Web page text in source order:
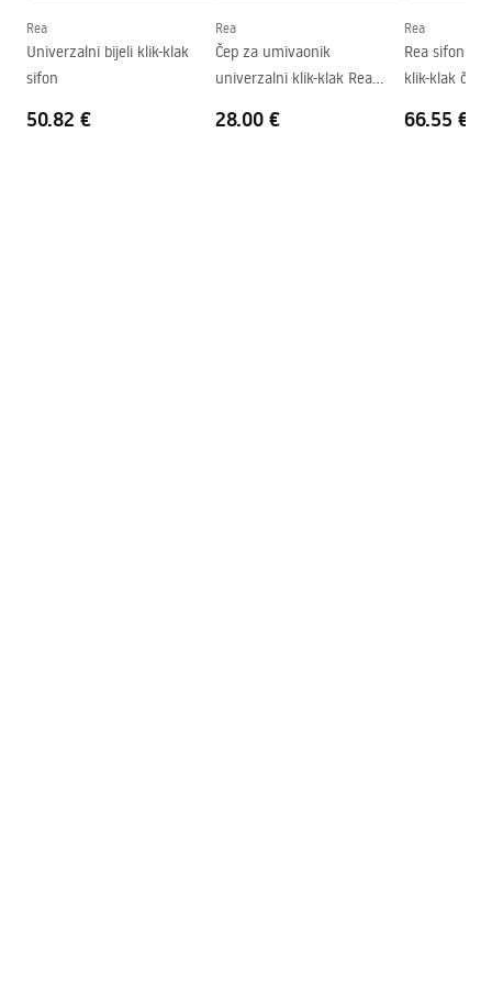
Oblik
Otvor za slavinu
Ne
Rea
Univerzalni bijeli klik-klak
sifon
50.82 €
Rea
Čep za umivaonik
univerzalni klik-klak Rea
28.00 €
Rea
Rea sifon za
klik-klak
66.55 €